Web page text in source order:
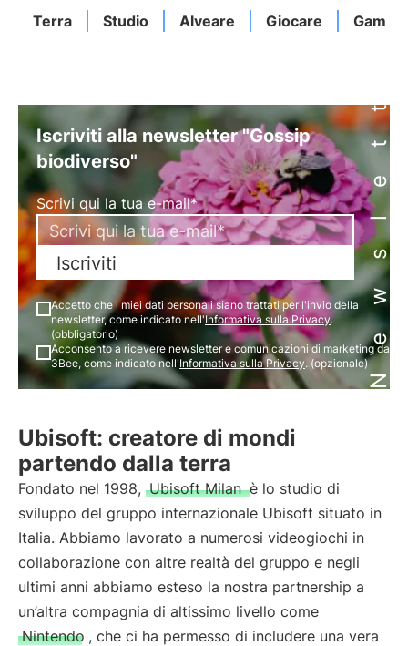
Terra Studio Alveare Giocare Game
Newsletter
Iscriviti alla newsletter "Gossip
biodiverso"
Scrivi qui la tua e-mail*
Iscriviti
Accetto che i miei dati personali siano trattati per l'invio della
newsletter, come indicato nell'Informativa sulla Privacy.
(obbligatorio)
Acconsento a ricevere newsletter e comunicazioni di marketing da
3Bee, come indicato nell'Informativa sulla Privacy. (opzionale)
Ubisoft: creatore di mondi
partendo dalla terra
Fondato nel 1998, Ubisoft Milan è lo studio di
sviluppo del gruppo internazionale Ubisoft situato in
Italia. Abbiamo lavorato a numerosi videogiochi in
collaborazione con altre realtà del gruppo e negli
ultimi anni abbiamo esteso la nostra partnership a
un’altra compagnia di altissimo livello come
Nintendo , che ci ha permesso di includere una vera